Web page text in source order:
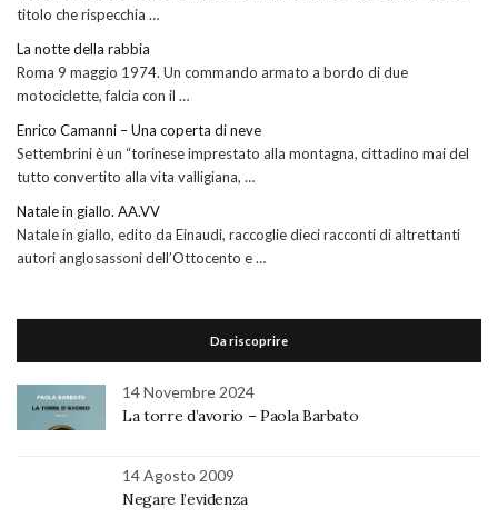
titolo che rispecchia …
La notte della rabbia
Roma 9 maggio 1974. Un commando armato a bordo di due
motociclette, falcia con il …
Enrico Camanni – Una coperta di neve
Settembrini è un “torinese imprestato alla montagna, cittadino mai del
tutto convertito alla vita valligiana, …
Natale in giallo. AA.VV
Natale in giallo, edito da Einaudi, raccoglie dieci racconti di altrettanti
autori anglosassoni dell’Ottocento e …
Da riscoprire
14 Novembre 2024
La torre d’avorio – Paola Barbato
14 Agosto 2009
Negare l’evidenza